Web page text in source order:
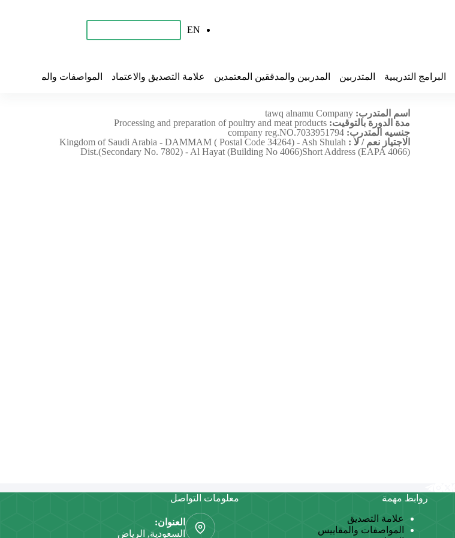
EN
البرامج التدريبية المتدربين المدربين والمدققين المعتمدين علامة التصديق والاعتماد المواصفات والمقاييس
اسم المتدرب: tawq alnamu Company
مدة الدورة بالتوقيت: Processing and preparation of poultry and meat products
جنسيه المتدرب: company reg.NO.7033951794
الاجتياز نعم / لا : Kingdom of Saudi Arabia - DAMMAM ( Postal Code 34264) - Ash Shulah
Dist.(Secondary No. 7802) - Al Hayat (Building No 4066)Short Address (EAPA 4066)
روابط مهمة
علامة التصديق
المواصفات والمقاييس
معلومات التواصل
العنوان:
السعودية, الرياض